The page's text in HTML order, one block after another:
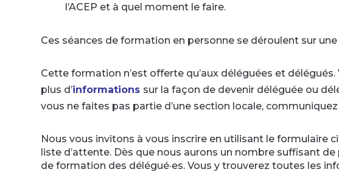
l’ACEP et à quel moment le faire.
Ces séances de formation en personne se déroulent sur
Cette formation n’est offerte qu’aux déléguées et
plus d’informations sur la façon de devenir déléguée ou
vous ne faites pas partie d’une section locale,
Nous vous invitons à vous inscrire en utilisant le formulaire
liste d’attente. Dès que nous aurons un nombre suffisant
de formation des délégué·es. Vous y trouverez toutes les